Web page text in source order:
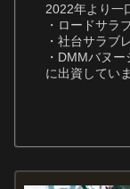
2022年より一
・ロードサラ
・社台サラブ
・DMMバヌー
に出資してい